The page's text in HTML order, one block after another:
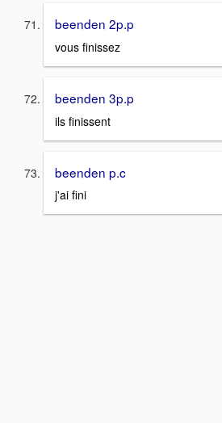
beenden 2p.p
vous finissez
beenden 3p.p
ils finissent
beenden p.c
j'ai fini